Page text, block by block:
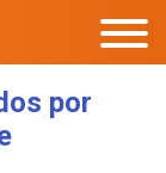
por